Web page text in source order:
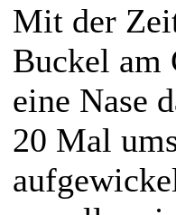
Mit der
Buckel am
eine Nase
20 Mal